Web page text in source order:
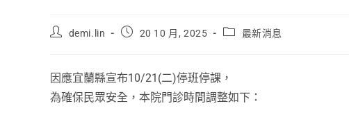
demi.lin 20 10 月, 2025 最新消息
因應宜蘭縣宣布10/21(二)停班停課，
為確保民眾安全，本院門診時間調整如下：